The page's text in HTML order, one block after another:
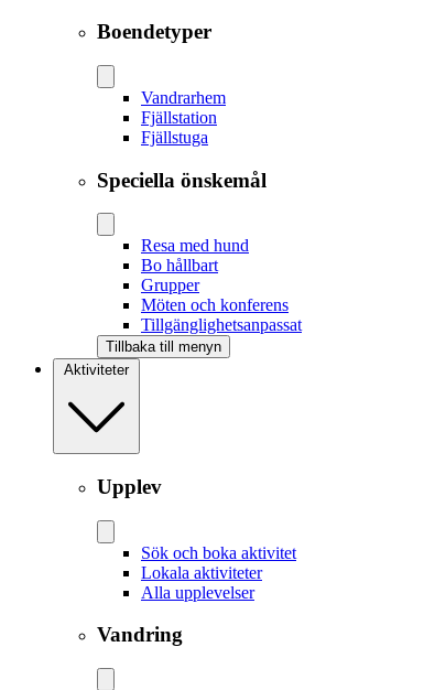
Boendetyper
Vandrarhem
Fjällstation
Fjällstuga
Speciella önskemål
Resa med hund
Bo hållbart
Grupper
Möten och konferens
Tillgänglighetsanpassat
Tillbaka till menyn
Aktiviteter
Upplev
Sök och boka aktivitet
Lokala aktiviteter
Alla upplevelser
Vandring